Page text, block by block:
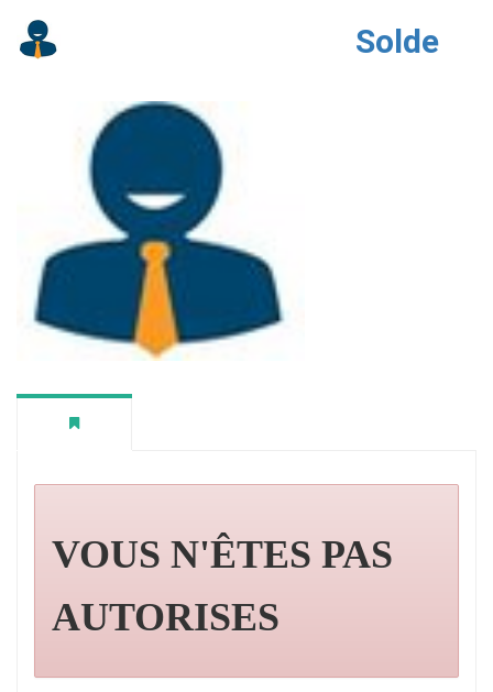
Solde
VOUS N'ÊTES PAS
AUTORISES